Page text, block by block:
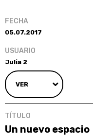
VER
05.07.2017
Julia 2
Un nuevo espacio